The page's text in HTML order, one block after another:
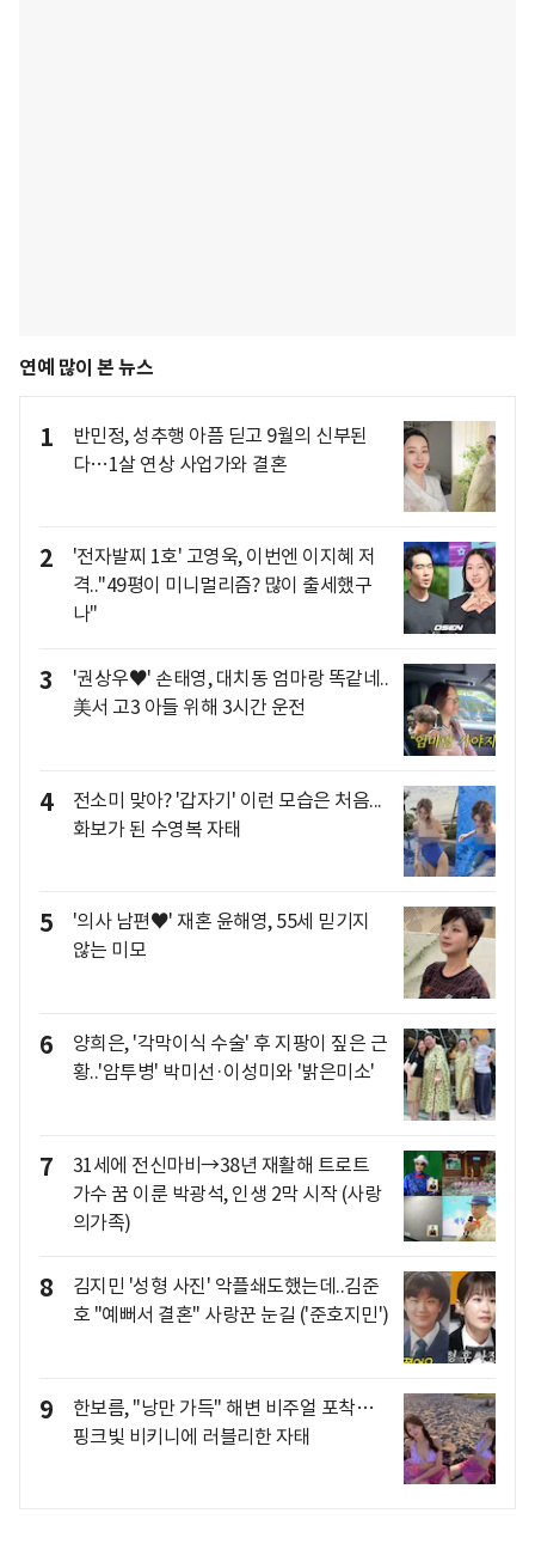
연예 많이 본 뉴스
1
반민정, 성추행 아픔 딛고 9월의 신부된
다…1살 연상 사업가와 결혼
2
'전자발찌 1호' 고영욱, 이번엔 이지혜 저
격.."49평이 미니멀리즘? 많이 출세했구
나"
3
'권상우♥' 손태영, 대치동 엄마랑 똑같네..
美서 고3 아들 위해 3시간 운전
4
전소미 맞아? '갑자기' 이런 모습은 처음...
화보가 된 수영복 자태
5
'의사 남편♥' 재혼 윤해영, 55세 믿기지
않는 미모
6
양희은, '각막이식 수술' 후 지팡이 짚은 근
황..'암투병' 박미선·이성미와 '밝은미소'
7
31세에 전신마비→38년 재활해 트로트
가수 꿈 이룬 박광석, 인생 2막 시작 (사랑
의가족)
8
김지민 '성형 사진' 악플쇄도했는데..김준
호 "예뻐서 결혼" 사랑꾼 눈길 ('준호지민')
9
한보름, "낭만 가득" 해변 비주얼 포착…
핑크빛 비키니에 러블리한 자태